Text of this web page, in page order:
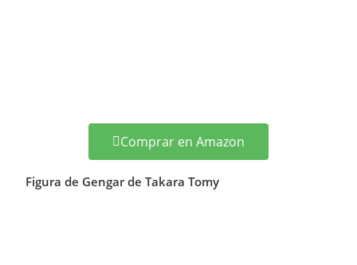
Comprar en Amazon
Figura de Gengar de Takara Tomy